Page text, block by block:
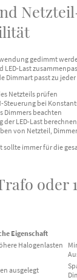
gedimmt
LED-Last
Dimmart passt zu jeder
Netzteils prüfen
Steuerung bei
Dimmers beachten
der LED-Last berechnen
von Netzteil,
immer für die
oder
Eigenschaft
Halogenlasten
ausgelegt